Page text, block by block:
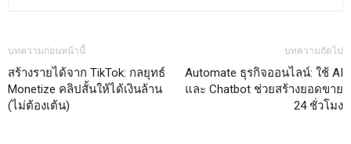
บทความก่อนหน้านี้
สร้างรายได้จาก TikTok: กลยุทธ์
Monetize คลิปสั้นให้ได้เงินล้าน
(ไม่ต้องเต้น)
บทความถัดไป
Automate ธุรกิจออนไลน์: ใช้ AI
และ Chatbot ช่วยสร้างยอดขาย
24 ชั่วโมง